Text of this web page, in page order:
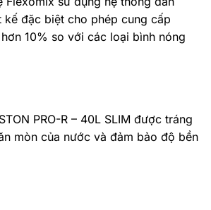
đặc biệt cho phép cung cấp
10% so với các loại bình nóng
PRO-R – 40L SLIM được tráng
mòn của nước và đảm bảo độ bền